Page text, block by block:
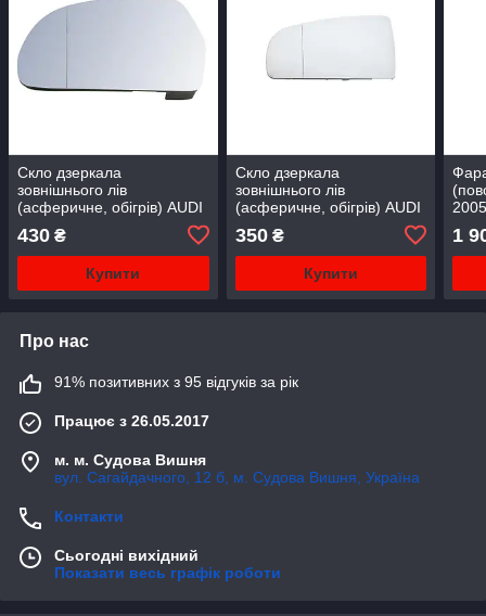
Скло дзеркала
зовнішнього лів
(асферичне, обігрів) AUDI
A3 , A4; SKODA OCTAVIA
II, SUPERB II 10.02-07.18
430 ₴
Купити
Скло дзеркала
зовнішнього лів
(асферичне, обігрів) AUDI
A3 8L, A4 B6 10.00-12.04
350₴
Купити
1
Про нас
91% позитивних з 95 відгуків за рік
Працює з 26.05.2017
м. м. Судова Вишня
вул. Сагайдачного, 12 б, м. Судова Вишня, Україна
Контакти
Сьогодні вихідний
Показати весь графік роботи